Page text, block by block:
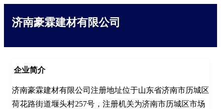
济南豪霖建材有限公司
企业简介
济南豪霖建材有限公司注册地址位于山东省济南市历城区
荷花路街道堰头村257号，注册机关为济南市历城区市场